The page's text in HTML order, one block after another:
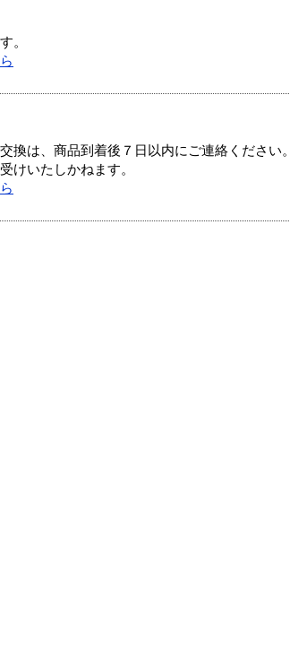
。
換は、商品到着後７日以内にご連絡くださ
けいたしかねます。